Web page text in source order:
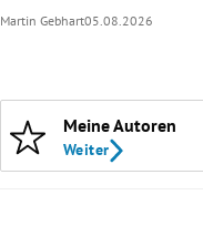
Martin Gebhart05.08.2026
Meine Autoren
Weiter